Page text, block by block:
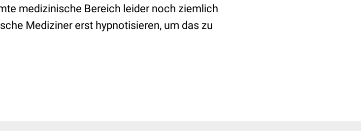
medizinische Bereich leider noch ziemlich
Mediziner erst hypnotisieren, um das zu